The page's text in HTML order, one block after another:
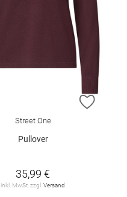
ZUR
Street One
Pullover
35,99 €
inkl. MwSt. zzgl.Versand